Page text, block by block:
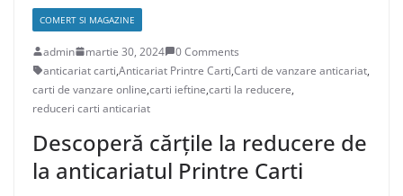
COMERT SI MAGAZINE
admin martie 30, 2024
0 Comments
anticariat carti,Anticariat Printre Carti,Carti de vanzare anticariat,
carti de vanzare online,carti ieftine,carti la reducere,
reduceri carti anticariat
Descoperă cărțile la reducere de
la anticariatul Printre Carti